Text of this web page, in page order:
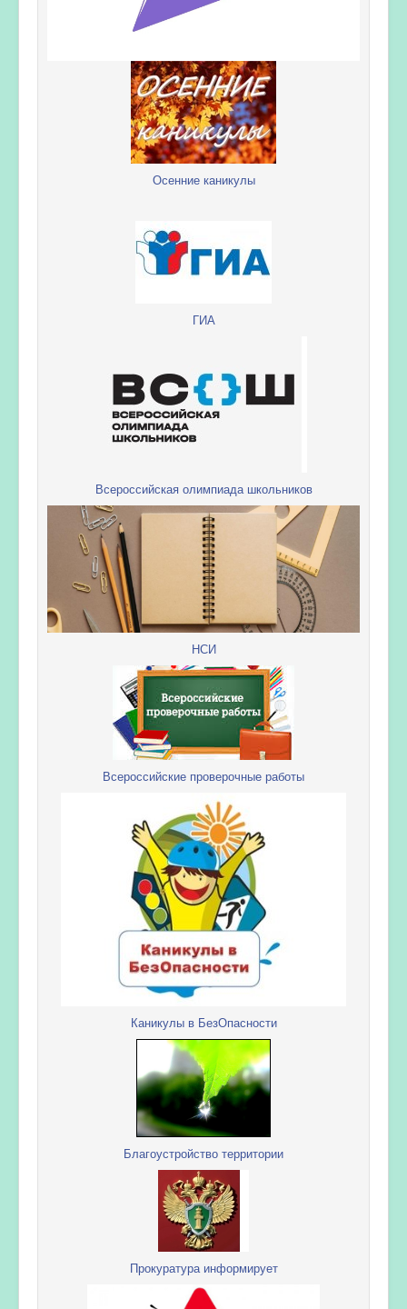
Осенние каникулы
ГИА
Всероссийская олимпиада школьников
НСИ
Всероссийские проверочные работы
Каникулы в БезОпасности
Благоустройство территории
Прокуратура информирует